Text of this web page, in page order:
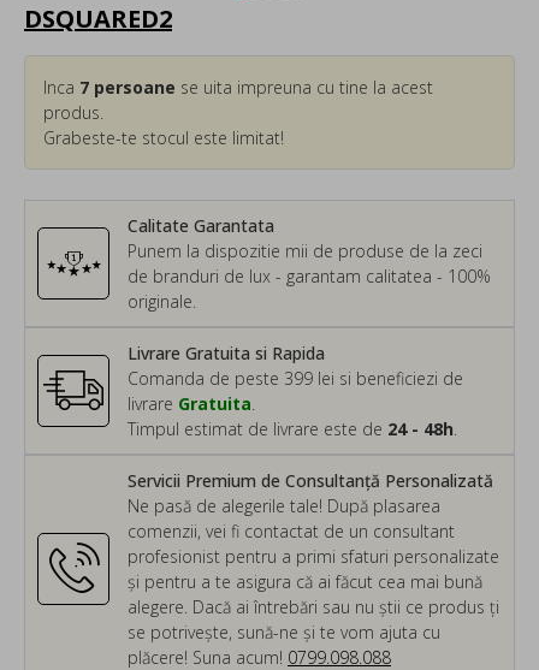
DSQUARED2
Calitate Garantata
Punem la dispozitie mii de produse de la zeci
de branduri de lux - garantam calitatea - 100%
originale.
Inca 7 persoane se uita impreuna cu tine la acest
produs.
Grabeste-te stocul este limitat!
Servicii Premium de Consultanță Personalizată
Ne pasă de alegerile tale! După plasarea
comenzii, vei fi contactat de un consultant
profesionist pentru a primi sfaturi personalizate
și pentru a te asigura că ai făcut cea mai bună
alegere. Dacă ai întrebări sau nu știi ce produs ți
se potrivește, sună-ne și te vom ajuta cu
plăcere! Suna acum! 0799.098.088
Livrare Gratuita si Rapida
Comanda de peste 399 lei si beneficiezi de
livrare Gratuita
Timpul estimat de livrare este de 24 - 48h